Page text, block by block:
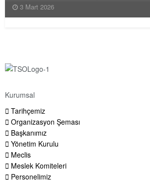
3 Mart 2026
Kurumsal
Tarihçemiz
Organizasyon Şeması
Başkanımız
Yönetim Kurulu
Meclis
Meslek Komiteleri
Personelimiz